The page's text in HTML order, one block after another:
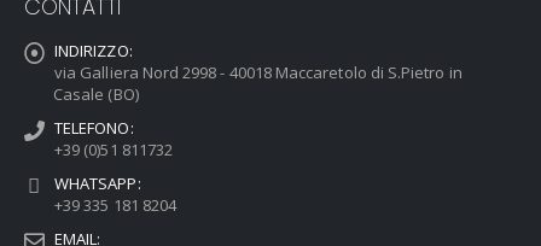
CONTATTI
INDIRIZZO:
via Galliera Nord 2998 - 40018 Maccaretolo di S.Pietro in
Casale (BO)
TELEFONO:
+39 (0)51 811732
WHATSAPP:
+39 335 181 8204
EMAIL: